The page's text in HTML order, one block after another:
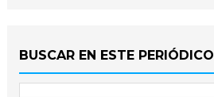
BUSCAR EN ESTE PERIÓDICO